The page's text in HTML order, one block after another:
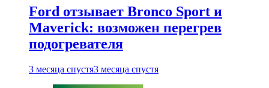
Ford отзывает Bronco Sport и
Maverick: возможен перегрев
подогревателя
3 месяца спустя3 месяца спустя